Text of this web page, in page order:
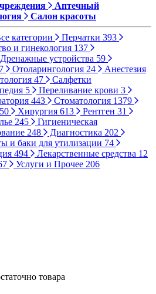
Аптечный
Салон красоты
категории Перчатки 393
и гинекология 137
Дренажные устройства 59
Отоларингология 24
Анестезия
47
Салфетки
5 Переливание крови 3
443 Стоматология 1379
Хирургия 613 Рентген 31
245
Гигиеническая
248 Диагностика 202
и баки для утилизации 74
494 Лекарственные средства 12
Услуги и Прочее 206
товара